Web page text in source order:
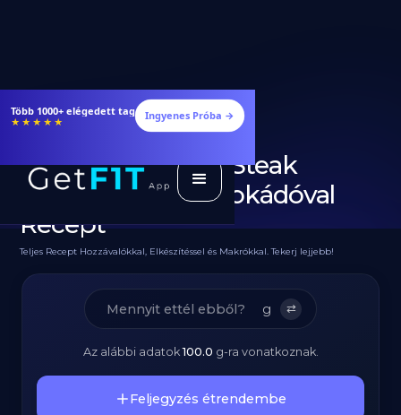
Étrendek, receptek és edzéstervek
★★★★★ Ingyenes Próba →
Fehérjedús Lazac Steak
Jázmin Rizzsel, Avokádóval
Recept
Teljes Recept Hozzávalókkal, Elkészítéssel és Makrókkal. Tekerj lejjebb!
g ⇄
Az alábbi adatok100.0 g-ra vonatkoznak.
Feljegyzés étrendembe